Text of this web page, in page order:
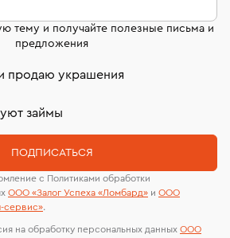
тему и получайте полезные письма и
предложения
продаю украшения
займы
ПОДПИСАТЬСЯ
с Политиками обработки
ООО «Залог Успеха «Ломбард» и ООО
сервиc».
на обработку персональных данных ООО